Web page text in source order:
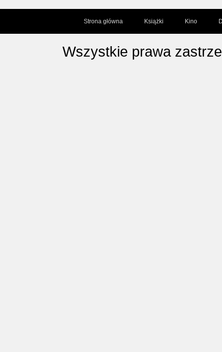
Strona główna Książki Kino
Wszystkie prawa